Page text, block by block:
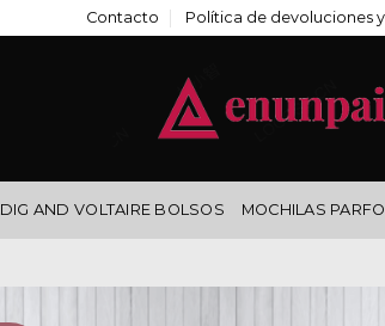
Contacto Política de devoluciones
AND VOLTAIRE BOLSOS MOCHILAS